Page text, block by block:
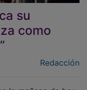
su
como